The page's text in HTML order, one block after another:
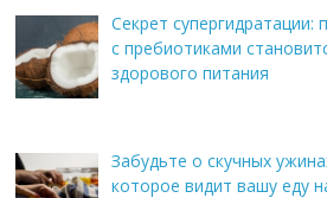
Секрет супергидратации:
с пребиотиками
здорового питания
Забудьте о скучных
которое видит вашу еду